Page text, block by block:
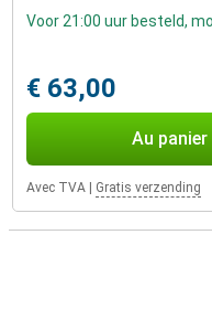
Voor 21:00 uur besteld,
€ 63,00
Au panier
Avec TVA Gratis verzending